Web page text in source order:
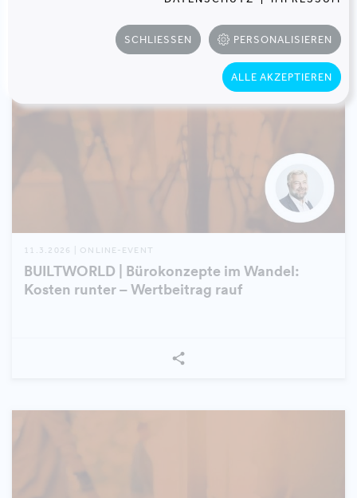
11.3.2026 | ONLINE-EVENT
BUILTWORLD | Bürokonzepte im Wandel:
Kosten runter – Wertbeitrag rauf
SCHLIESSEN PERSONALISIEREN
ALLE AKZEPTIEREN